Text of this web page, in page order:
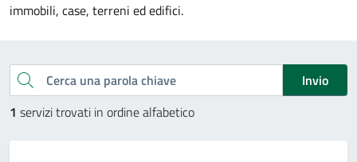
immobili, case, terreni ed edifici.
Esplora tutti i servizi
Cerca una parola chiave
Invio
1 servizi trovati in ordine alfabetico